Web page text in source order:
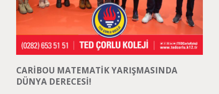
CARİBOU MATEMATİK YARIŞMASINDA
DÜNYA DERECESİ!